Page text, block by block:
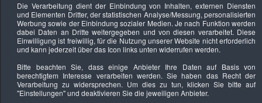
Keine Termine
Datenschutzerklärung Urheberrechtsnachweise Nachhaltigkeit
Copyright © 2026. Bundesverband Deutscher
Sachverständiger und Fachgutachter e.V..
Die Verarbeitung dient der Einbindung von Inhalten, externen Diensten
und Elementen Dritter, der statistischen Analyse/Messung, personalisierten
Werbung sowie der Einbindung sozialer Medien. Je nach Funktion werden
dabei Daten an Dritte weitergegeben und von diesen verarbeitet. Diese
Einwilligung ist freiwillig, für die Nutzung unserer Website nicht erforderlich
und kann jederzeit über das Icon links unten widerrufen werden.
Bitte beachten Sie, dass einige Anbieter Ihre Daten auf Basis von
berechtigtem Interesse verarbeiten werden. Sie haben das Recht der
Verarbeitung zu widersprechen. Um dies zu tun, klicken Sie bitte auf
"Einstellungen"und deaktivieren Sie die jeweiligen Anbieter.